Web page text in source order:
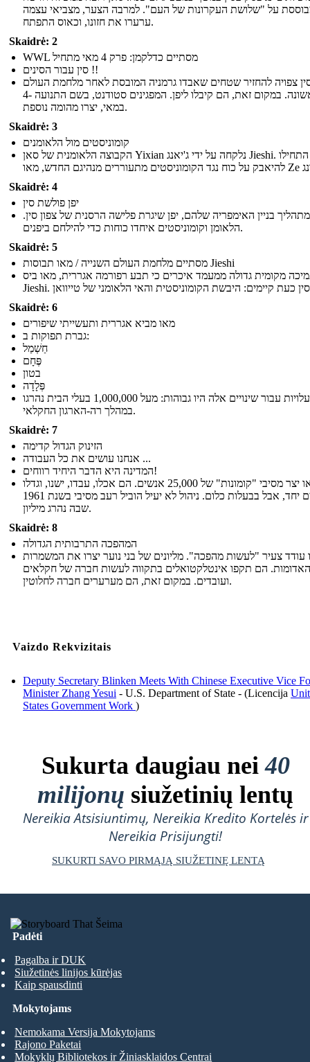
על "שלושת העקרונות של העם". למרבה הצער, מצביאי עצמה
ערערו את חזונו, וכאוס התפתח.
Skaidrė: 2
WWL מסתיים כדלקמן: פרק 4 מאי מתחיל
סין עבור הסינים !!
צפויה להחזיר שטחים שאבדו גרמניה המובסת לאחר מלחמת העולם
הראשונה. במקום זאת, הם קיבלו ליפן. המפגינים סטודנט, בשם התנועה -4
במאי, יצרו מהומה נוספת.
Skaidrė: 3
קומוניסטים מול הלאומנים
הקבוצה הלאומנית של סאן Yixian נלקחה על ידי ג'יאנג Jieshi. הם התחילו
Skaidrė: 4
יפן פולשת סין
בניין האימפריה שלהם, יפן שיגרת פלישה הרסנית של צפון סין.
הלאומן וקומוניסטים איחדו כוחות כדי להילחם ביפנים.
Skaidrė: 5
מסתיים מלחמת העולם השנייה / מאו תבוסות Jieshi
מקומית גדולה ממעמד איכרים כי תבע רפורמה אגררית, מאו ביס
Skaidrė: 6
מאו מביא אגררית ותעשייתי שיפורים
גברת תפוקות ב:
חַשְׁמַל
פֶּחָם
בטון
פְּלָדָה
העלויות עבור שינויים אלה היו גבוהות: מעל 1,000,000 בעלי הבית נהרגו
במהלך רה-הארגון החקלאי.
Skaidrė: 7
הזינוק הגדול קדימה
אנחנו עושים את כל העבודה ...
המדינה היא הדבר היחיד רווחים!
מאו יצר מסיבי "קומונות" של 25,000 אנשים. הם אכלו, עבדו, ישנו, וגדלו
ילדים יחד, אבל בבעלות כלום. ניהול לא יעיל הוביל רעב מסיבי בשנת 1961
שבה נהרג מיליון.
Skaidrė: 8
המהפכה התרבותית הגדולה
עודד צעיר "לעשות מהפכה". מליונים של בני נוער יצרו את המשמרות
האדומות. הם תקפו אינטלקטואלים בתקווה לעשות חברה של חקלאים
ועובדים. במקום זאת, הם מערערים חברה לחלוטין.
Vaizdo Rekvizitais
Deputy Secretary Blinken Meets With Chinese Executive Vice
Minister Zhang Yesui - U.S. Department of State - (Licencija
States Government Work )
Sukurta daugiau nei40
milijonų siužetinių lentų
Nereikia Atsisiuntimų, Nereikia Kredito Kortelės ir
Nereikia Prisijungti!
SUKURTI SAVO PIRMĄJĄ SIUŽETINĘ LENTĄ
Padėti
Pagalba ir DUK
Siužetinės linijos kūrėjas
Kaip spausdinti
Mokytojams
Nemokama Versija Mokytojams
Rajono Paketai
Mokyklų Bibliotekos ir Žiniasklaidos Centrai